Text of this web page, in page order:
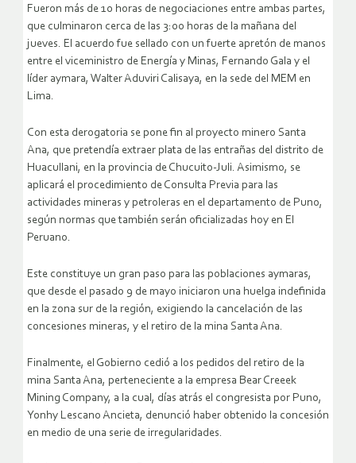
Fueron más de 10 horas de negociaciones entre ambas partes,
que culminaron cerca de las 3:00 horas de la mañana del
jueves. El acuerdo fue sellado con un fuerte apretón de manos
entre el viceministro de Energía y Minas, Fernando Gala y el
líder aymara, Walter Aduviri Calisaya, en la sede del MEM en
Lima.
Con esta derogatoria se pone fin al proyecto minero Santa
Ana, que pretendía extraer plata de las entrañas del distrito de
Huacullani, en la provincia de Chucuito-Juli. Asimismo, se
aplicará el procedimiento de Consulta Previa para las
actividades mineras y petroleras en el departamento de Puno,
según normas que también serán oficializadas hoy en El
Peruano.
Este constituye un gran paso para las poblaciones aymaras,
que desde el pasado 9 de mayo iniciaron una huelga indefinida
en la zona sur de la región, exigiendo la cancelación de las
concesiones mineras, y el retiro de la mina Santa Ana.
Finalmente, el Gobierno cedió a los pedidos del retiro de la
mina Santa Ana, perteneciente a la empresa Bear Creeek
Mining Company, a la cual, días atrás el congresista por Puno,
Yonhy Lescano Ancieta, denunció haber obtenido la concesión
en medio de una serie de irregularidades.